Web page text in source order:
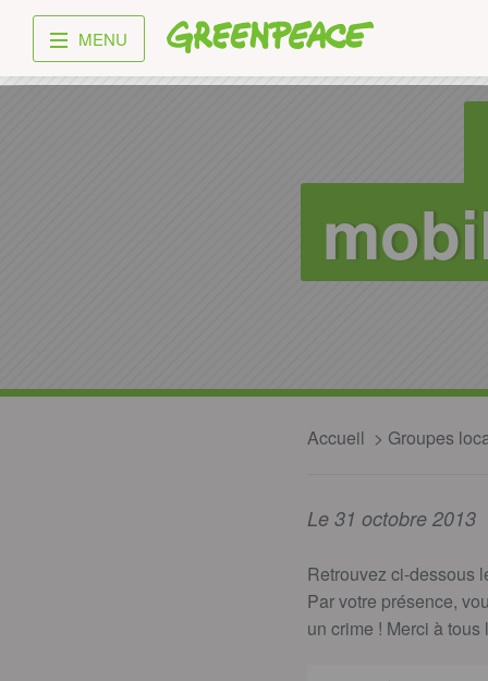
Greenpeace
MENU
Accueil Groupes
Le 31 octobre 2013
Retrouvez ci-dessous
Par votre présence,
un crime ! Merci à